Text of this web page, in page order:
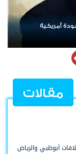
جنوب لبنان
مقالات
أبوظبي والرياض